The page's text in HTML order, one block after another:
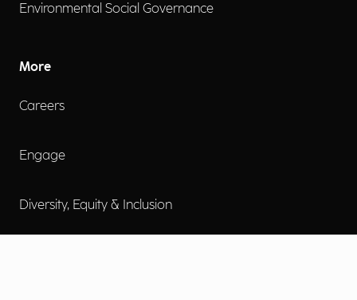
Environmental Social Governance
More
Careers
Engage
Diversity, Equity & Inclusion